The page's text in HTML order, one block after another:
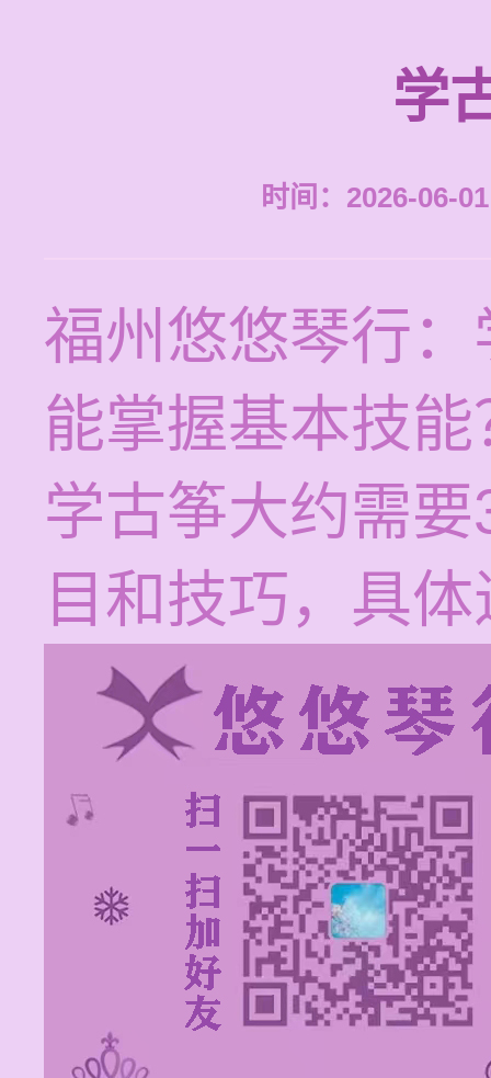
学
时间：2026-06-
福州悠悠琴行
能掌握基本技能
学古筝大约需
目和技巧，具